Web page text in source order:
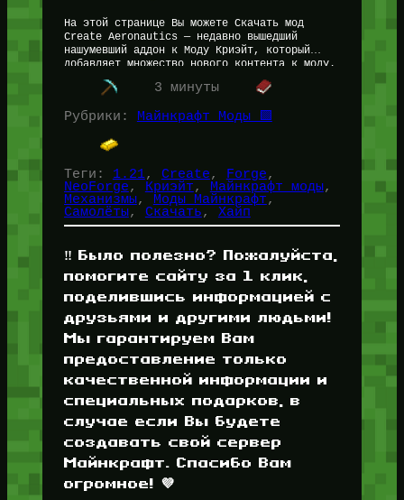
На этой странице Вы можете Скачать мод
Create Aeronautics — недавно вышедший
нашумевший аддон к Моду Криэйт, который
добавляет множество нового контента к моду.
Фанаты ждали этого аддона годами. Скачать…
3 минуты
Рубрики: Майнкрафт Моды 🟩
Теги: 1.21, Create, Forge
NeoForge, Криэйт, Майнкрафт моды
Механизмы, Моды Майнкрафт
Самолёты, Скачать, Хайп
‼️ Было полезно? Пожалуйста,
помогите сайту за 1 клик,
поделившись информацией с
друзьями и другими людьми!
Мы гарантируем Вам
предоставление только
качественной информации и
специальных подарков, в
случае если Вы будете
создавать свой сервер
Майнкрафт. Спасибо Вам
огромное! 💜